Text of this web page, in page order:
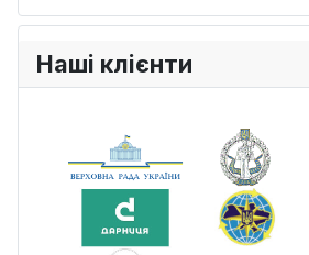
Наші клієнти